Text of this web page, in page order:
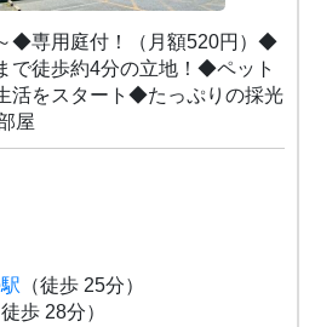
◆専用庭付！（月額520円）◆
で徒歩約4分の立地！◆ペット
活をスタート◆たっぷりの採光
屋
（徒歩 25分）
徒歩 28分）